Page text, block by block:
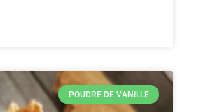
POUDRE DE VANILLE